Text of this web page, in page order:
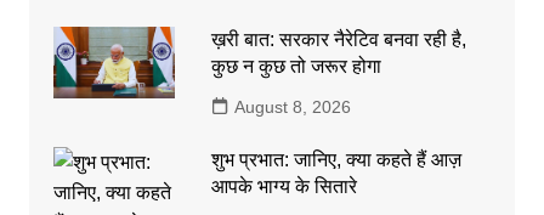
ख़री बात: सरकार नैरेटिव बनवा रही है,
कुछ न कुछ तो जरूर होगा
August 8, 2026
शुभ प्रभात: जानिए, क्या कहते हैं आज़
आपके भाग्य के सितारे